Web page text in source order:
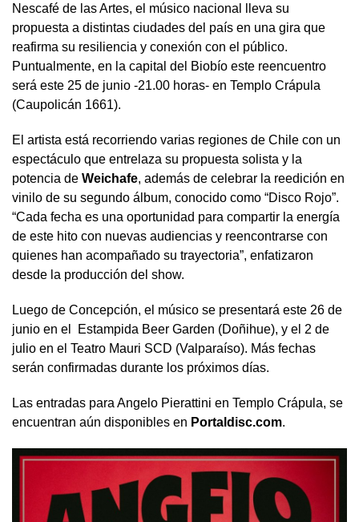
Nescafé de las Artes, el músico nacional lleva su
propuesta a distintas ciudades del país en una gira que
reafirma su resiliencia y conexión con el público.
Puntualmente, en la capital del Biobío este reencuentro
será este 25 de junio -21.00 horas- en Templo Crápula
(Caupolicán 1661).
El artista está recorriendo varias regiones de Chile con un
espectáculo que entrelaza su propuesta solista y la
potencia de Weichafe, además de celebrar la reedición en
vinilo de su segundo álbum, conocido como “Disco Rojo”.
“Cada fecha es una oportunidad para compartir la energía
de este hito con nuevas audiencias y reencontrarse con
quienes han acompañado su trayectoria”, enfatizaron
desde la producción del show.
Luego de Concepción, el músico se presentará este 26 de
junio en el Estampida Beer Garden (Doñihue), y el 2 de
julio en el Teatro Mauri SCD (Valparaíso). Más fechas
serán confirmadas durante los próximos días.
Las entradas para Angelo Pierattini en Templo Crápula, se
encuentran aún disponibles en Portaldisc.com.